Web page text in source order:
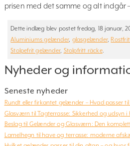
prisen med det samme og alt indgår
Dette indlæg blev postet fredag, 18 januar,
Aluminiums gelænder, glasgelænder,
Stolpefrit gelænder, Stolpfritt räcke.
Nyheder og
Seneste nyheder
Rundt eller firkantet gelænder – Hvad passer
Glasværn til Tagterrasse: Sikkerhed og udsyn i
Beslag til Gelænder og Glasværn: Den
Lamelhegn til have og terrasse: moderne